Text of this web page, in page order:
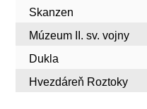
Skanzen
Múzeum II. sv. vojny
Dukla
Hvezdáreň Roztoky